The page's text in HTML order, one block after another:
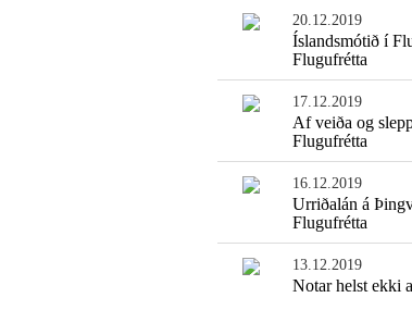
20.12.2019
Íslandsmótið í
Flugufrétta
17.12.2019
Af veiða og
Flugufrétta
16.12.2019
Urriðalán á
Flugufrétta
13.12.2019
Notar helst ekki